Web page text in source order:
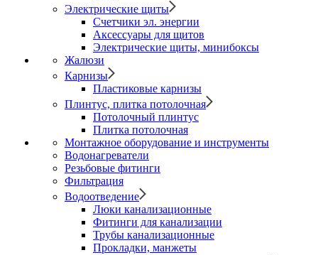
Электрические щиты
Счетчики эл. энергии
Аксессуары для щитов
Электрические щиты, минибоксы
Жалюзи
Карнизы
Пластиковые карнизы
Плинтус, плитка потолочная
Потолочный плинтус
Плитка потолочная
Монтажное оборудование и инструменты
Водонагреватели
Резьбовые фитинги
Фильтрация
Водоотведение
Люки канализационные
Фитинги для канализации
Трубы канализационные
Прокладки, манжеты